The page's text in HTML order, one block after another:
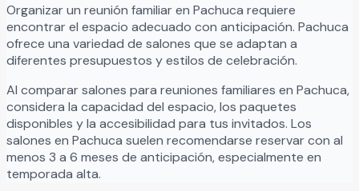
Organizarun reunión familiaren Pachuca requiere
encontrar el espacio adecuado con anticipación. Pachuca
ofrece una variedad de salones que se adaptan a
diferentes presupuestos y estilos de celebración.
Al comparar salones para reuniones familiares en Pachuca,
considera la capacidad del espacio, los paquetes
disponibles y la accesibilidad para tus invitados. Los
salones en Pachuca suelen recomendarse reservar con al
menos 3 a 6 meses de anticipación, especialmente en
temporada alta.